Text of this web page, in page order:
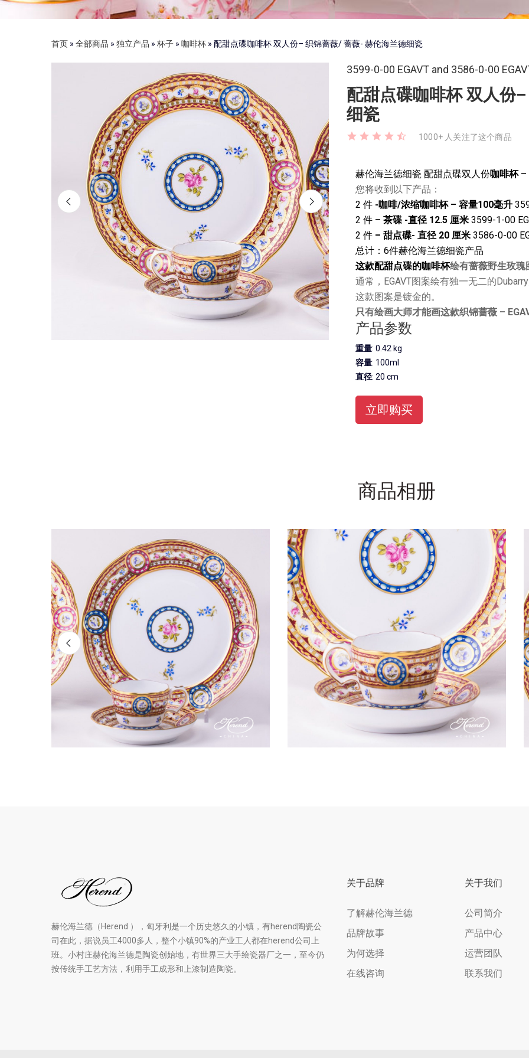
首页 » 全部商品 » 独立产品 » 杯子 » 咖啡杯 » 配甜点碟咖啡杯 双人份– 织锦蔷薇/ 蔷薇- 赫伦海兰德细瓷
3599-0-00 EGAVT and 3586-0-00
配甜点碟咖啡杯 双人份
细瓷
1000+ 人关注了这个商品
赫伦海兰德细瓷 配甜点碟双人份咖啡杯 –
您将收到以下产品：
2 件 -咖啡/浓缩咖啡杯 – 容量100毫升
2 件 – 茶碟 -直径 12.5 厘米 3599-1-00
2 件 – 甜点碟- 直径 20 厘米 3586-0-00
总计：6件赫伦海兰德细瓷产品
这款配甜点碟的咖啡杯绘有蔷薇野生玫瑰
通常，EGAVT图案绘有独一无二的
这款图案是镀金的。
只有绘画大师才能画这款织锦蔷薇 –
产品参数
重量: 0.42 kg
容量: 100ml
直径: 20 cm
立即购买
商品相册
赫伦海兰德（Herend ），匈牙利是一个历史悠久的小镇，有herend陶瓷公
司在此，据说员工4000多人，整个小镇90%的产业工人都在herend公司上
班。小村庄赫伦海兰德是陶瓷创始地，有世界三大手绘瓷器厂之一，至今仍
按传统手工艺方法，利用手工成形和上漆制造陶瓷。
关于品牌
了解赫伦海兰德
品牌故事
为何选择
在线咨询
关于我们
公司简介
产品中心
运营团队
联系我们